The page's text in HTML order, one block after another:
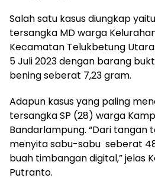
Salah satu kasus diungkap
tersangka MD warga
Kecamatan Telukbetung
5 Juli 2023 dengan barang
bening seberat 7,23 gram.
Adapun kasus yang paling
tersangka SP (28) warga
Bandarlampung. “Dari tangan
menyita sabu-sabu seberat
buah timbangan digital,” jelas
Putranto.